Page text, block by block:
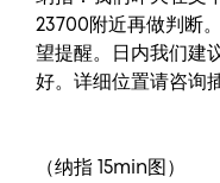
23700附近再做判断
望提醒。日内我们建
好。详细位置请咨询
（纳指 15min图）